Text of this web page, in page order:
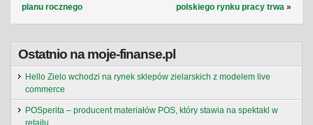
polskiego rynku pracy trwa »
planu rocznego
Ostatnio na moje-finanse.pl
Hello Zielo wchodzi na rynek sklepów zielarskich z modelem live
commerce
POSperita – producent materiałów POS, który stawia na spektakl w
retailu